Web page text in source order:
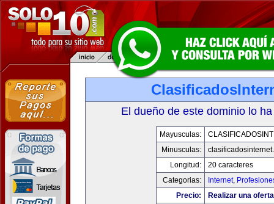
El dueño de este dominio lo
Mayusculas:
Minusculas:
Longitud:
20 caracteres
Categorias:
Internet,
Precio:
Realizar una